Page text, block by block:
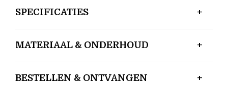
SPECIFICATIES
MATERIAAL & ONDERHOUD
BESTELLEN & ONTVANGEN